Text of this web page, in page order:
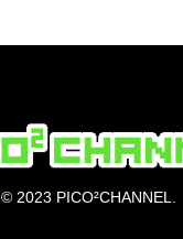
© 2023 PICO²CHANNEL.